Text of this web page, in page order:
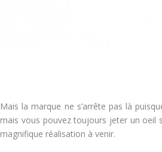
Mais la marque ne s’arrête pas là
mais vous pouvez toujours jeter un oeil
magnifique réalisation à venir.